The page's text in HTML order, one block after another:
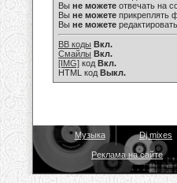
Вы не можете отвечать на
Вы не можете прикреплять
Вы не можете
BB коды Вкл.
Смайлы Вкл.
[IMG] код Вкл.
HTML код Выкл.
Музыка Dj mixes
Реклама на сайте